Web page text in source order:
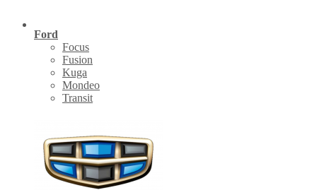
Ford
Focus
Fusion
Kuga
Mondeo
Transit